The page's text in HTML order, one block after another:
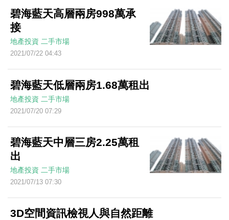
碧海藍天高層兩房998萬承
接
地產投資 二手市場
2021/07/22 04:43
碧海藍天低層兩房1.68萬租出
地產投資 二手市場
2021/07/20 07:29
碧海藍天中層三房2.25萬租
出
地產投資 二手市場
2021/07/13 07:30
3D空間資訊檢視人與自然距離